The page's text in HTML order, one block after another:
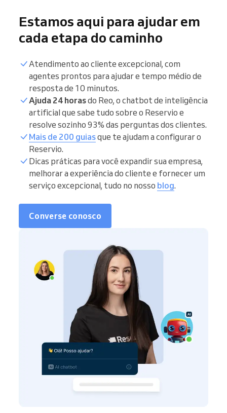
Estamos aqui para ajudar em
cada etapa do caminho
Atendimento ao cliente excepcional, com
agentes prontos para ajudar e tempo médio de
resposta de 10 minutos.
Ajuda 24 horasdo Reo, o chatbot de inteligência
artificial que sabe tudo sobre o Reservio e
resolve sozinho 93% das perguntas dos clientes.
Mais de 200 guiasque te ajudam a configurar o
Reservio.
Dicas práticas para você expandir sua empresa,
melhorar a experiência do cliente e fornecer um
serviço excepcional, tudo no nosso blog.
Converse conosco